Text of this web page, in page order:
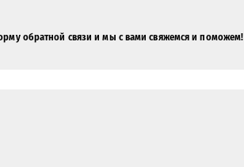
обратной связи и мы с вами свяжемся и поможем!